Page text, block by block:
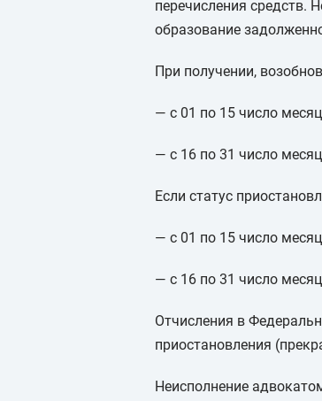
перечисления средств.
образование
При получении,
— с 01 по 15 число
— с 16 по 31 число
Если статус
— с 01 по 15 число
— с 16 по 31 число
Отчисления в
приостановления
Неисполнение